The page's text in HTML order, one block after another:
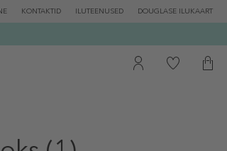
KONTAKTID ILUTEENUSED DOUGLASE ILUKAART